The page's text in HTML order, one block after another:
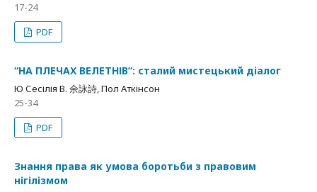
17-24
PDF
“НА ПЛЕЧАХ ВЕЛЕТНІВ”: сталий мистецький діалог
Ю Сесілія В. 余詠詩, Пол Аткінсон
25-34
PDF
Знання права як умова боротьби з правовим
нігілізмом